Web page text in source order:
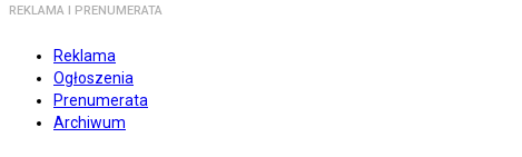
REKLAMA I PRENUMERATA
Reklama
Ogłoszenia
Prenumerata
Archiwum